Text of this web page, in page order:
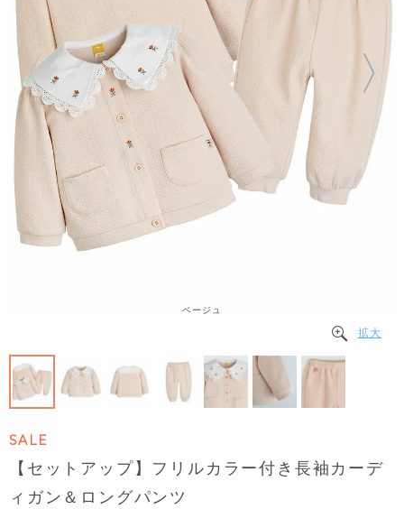
ベージュ
拡大
SALE
【セットアップ】フリルカラー付き長袖カーデ
ィガン＆ロングパンツ